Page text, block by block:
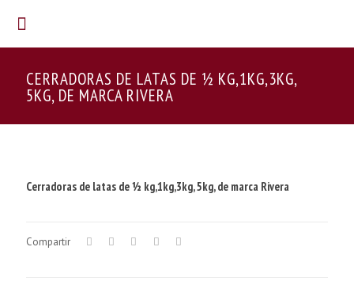
CERRADORAS DE LATAS DE ½ KG,1KG,3KG,
5KG, DE MARCA RIVERA
Cerradoras de latas de ½ kg,1kg,3kg, 5kg, de marca Rivera
Compartir